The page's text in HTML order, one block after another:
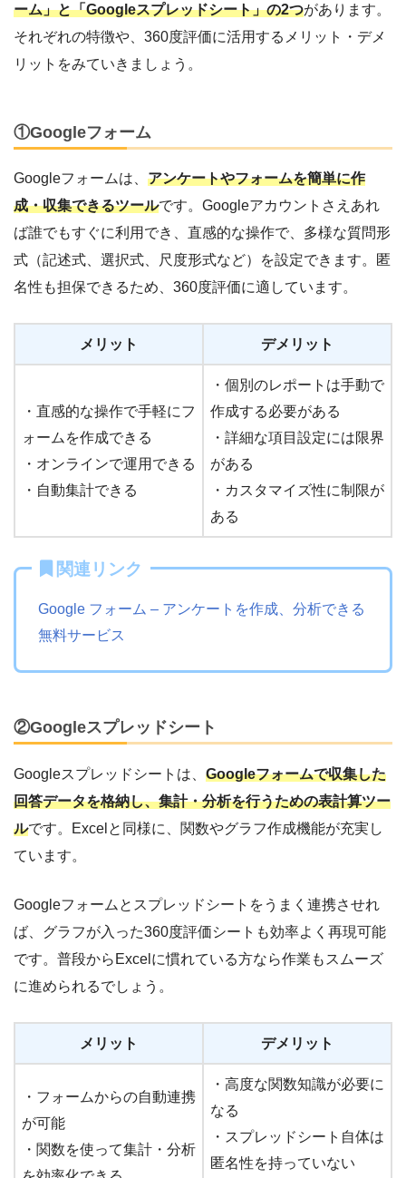
ーム」と「Googleスプレッドシート」の2つがあります。
それぞれの特徴や、360度評価に活用するメリット・デメ
リットをみていきましょう。
①Googleフォーム
Googleフォームは、 アンケートやフォームを簡単に作
成・収集できるツールです。Googleアカウントさえあれ
ば誰でもすぐに利用でき、直感的な操作で、多様な質問形
式（記述式、選択式、尺度形式など）を設定できます。匿
名性も担保できるため、360度評価に適しています。
メリット デメリット
・直感的な操作で手軽にフ
ォームを作成できる
・オンラインで運用できる
・自動集計できる
・個別のレポートは手動で
作成する必要がある
・詳細な項目設定には限界
がある
・カスタマイズ性に制限が
ある
関連リンク
Google フォーム – アンケートを作成、分析できる
無料サービス
②Googleスプレッドシート
Googleスプレッドシートは、 Googleフォームで収集した
回答データを格納し、集計・分析を行うための表計算ツー
ルです。Excelと同様に、関数やグラフ作成機能が充実し
ています。
Googleフォームとスプレッドシートをうまく連携させれ
ば、グラフが入った360度評価シートも効率よく再現可能
です。普段からExcelに慣れている方なら作業もスムーズ
に進められるでしょう。
メリット デメリット
・フォームからの自動連携
が可能
・関数を使って集計・分析
・高度な関数知識が必要に
なる
・スプレッドシート自体は
匿名性を持っていない